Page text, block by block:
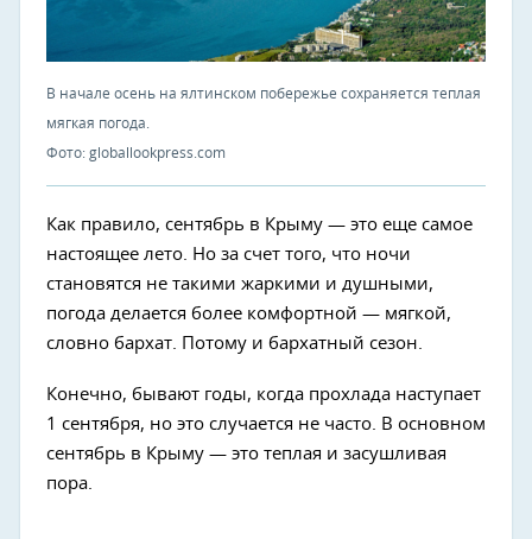
В начале осень на ялтинском побережье сохраняется теплая
мягкая погода.
Фото: globallookpress.com
Как правило, сентябрь в Крыму — это еще самое
настоящее лето. Но за счет того, что ночи
становятся не такими жаркими и душными,
погода делается более комфортной — мягкой,
словно бархат. Потому и бархатный сезон.
Конечно, бывают годы, когда прохлада наступает
1 сентября, но это случается не часто. В основном
сентябрь в Крыму — это теплая и засушливая
пора.